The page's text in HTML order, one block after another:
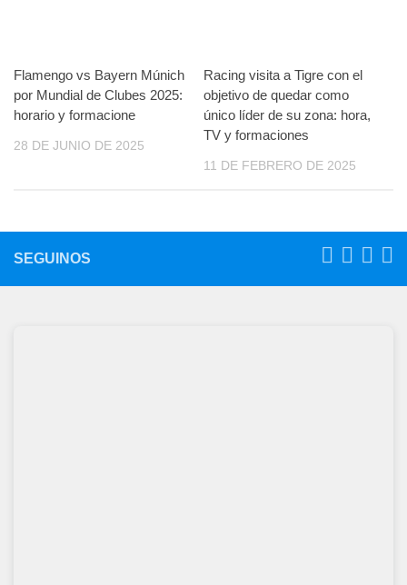
Flamengo vs Bayern Múnich
por Mundial de Clubes 2025:
horario y formacione
28 DE JUNIO DE 2025
Racing visita a Tigre con el
objetivo de quedar como
único líder de su zona: hora,
TV y formaciones
11 DE FEBRERO DE 2025
SEGUINOS